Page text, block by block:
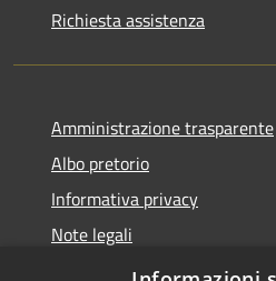
Richiesta assistenza
Amministrazione trasparente
Albo pretorio
Informativa privacy
Note legali
Dichiarazione di accessibilità